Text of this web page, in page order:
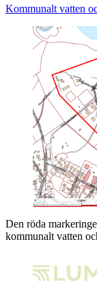
Kommunalt vatten
Den röda
kommunalt vatten